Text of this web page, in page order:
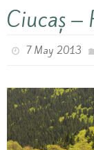
Ciucaș –
7 May 2013